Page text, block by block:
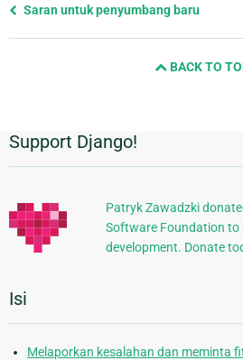
Previous
Saran untuk penyumbang baru
BACK TO
Informasi
Tambahan
Support Django!
Patryk Zawadzki
Software Foundation to
development. Donate
Isi
Melaporkan kesalahan dan meminta